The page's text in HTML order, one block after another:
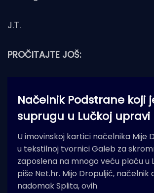
J.T.
PROČITAJTE JOŠ:
Načelnik Podstrane koji
suprugu u Lučkoj upravi
U imovinskoj kartici načelnika Mije
u tekstilnoj tvornici Galeb za
zaposlena na mnogo veću plaću u
piše Net.hr. Mijo Dropuljić,
nadomak Splita, ovih